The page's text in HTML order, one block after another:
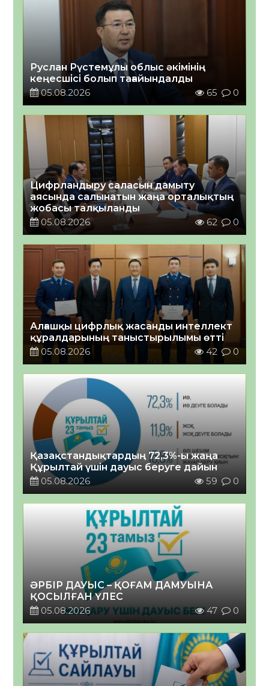
Руслан Рүстемұлы облыс әкімінің
кеңесшісі болып тағайындалды
05.08.2026
65 0
Цифрландыру саласын дамыту
аясында салынатын жаңа орталықтың
жобасы талқыланды
05.08.2026
62 0
Алғашқы цифрлық жасанды интеллект
құралдарының таныстырылымы өтті
05.08.2026
42 0
Қазақстандықтардың 72,3%-ы жаңа
Құрылтай үшін дауыс беруге дайын
05.08.2026
59 0
ӘРБІР ДАУЫС – ҚОҒАМ ДАМУЫНА
ҚОСЫЛҒАН ҮЛЕС
05.08.2026
47 0